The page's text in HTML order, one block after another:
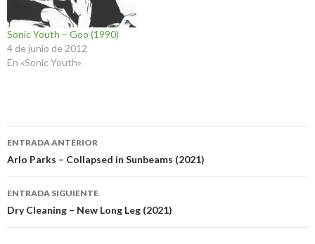
Sonic Youth – Goo (1990)
4 de junio de 2012
En «Sonic Youth»
Navegación
de
entradas
ENTRADA ANTERIOR
Arlo Parks – Collapsed in Sunbeams (2021)
ENTRADA SIGUIENTE
Dry Cleaning – New Long Leg (2021)